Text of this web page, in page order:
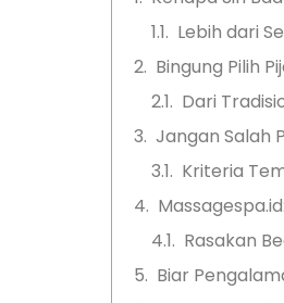
Lebih dari
Bingung Pilih
Dari
Jangan Salah
Kriteria
Rasakan
Biar